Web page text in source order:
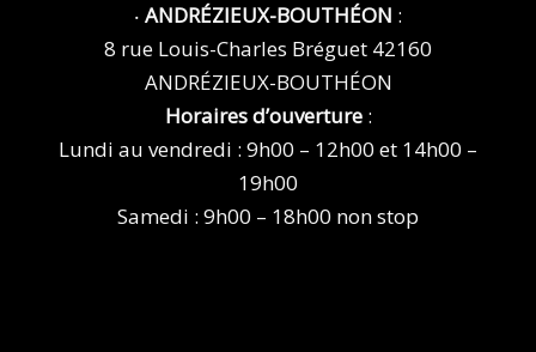
‧ ANDRÉZIEUX-BOUTHÉON :
8 rue Louis-Charles Bréguet 42160
ANDRÉZIEUX-BOUTHÉON
Horaires d’ouverture:
Lundi au vendredi : 9h00 – 12h00 et 14h00 –
19h00
Samedi : 9h00 – 18h00 non stop